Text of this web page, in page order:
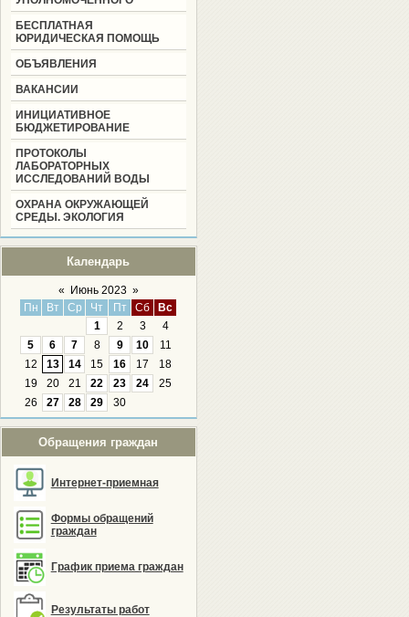
БЕСПЛАТНАЯ
ЮРИДИЧЕСКАЯ ПОМОЩЬ
ОБЪЯВЛЕНИЯ
ВАКАНСИИ
ИНИЦИАТИВНОЕ
БЮДЖЕТИРОВАНИЕ
ПРОТОКОЛЫ
ЛАБОРАТОРНЫХ
ИССЛЕДОВАНИЙ ВОДЫ
ОХРАНА ОКРУЖАЮЩЕЙ
СРЕДЫ. ЭКОЛОГИЯ
Календарь
« Июнь 2023 »
Пн
Вт Ср Чт Пт Сб
Вс
1
2 3
4
5
6 7 8 9 10
11
12
13 14 15 16 17
18
19
20 21 22 23 24
25
26
27 28 29 30
Обращения граждан
Интернет-приемная
Формы обращений
граждан
График приема граждан
Результаты работ